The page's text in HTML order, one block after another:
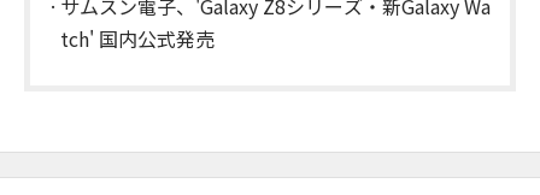
サムスン電子、'Galaxy Z8シリーズ・新Galaxy Wa
tch' 国内公式発売